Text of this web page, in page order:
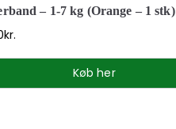
– 1-7 kg (Orange – 1 stk)
kr.
Køb her